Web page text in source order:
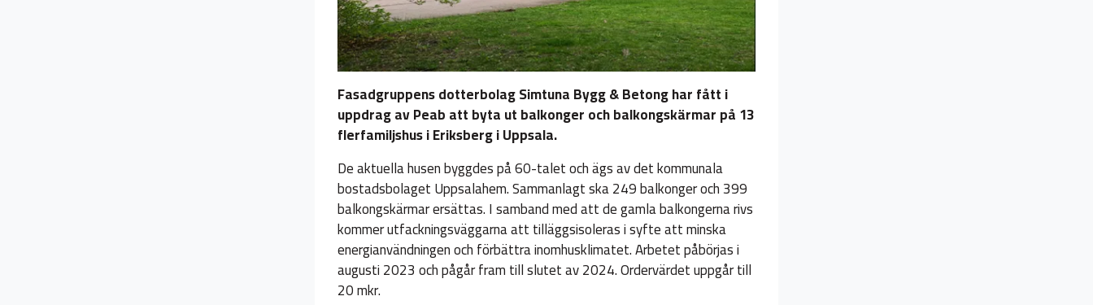
Fasadgruppens dotterbolag Simtuna Bygg & Betong har fått i
uppdrag av Peab att byta ut balkonger och balkongskärmar på 13
flerfamiljshus i Eriksberg i Uppsala.
De aktuella husen byggdes på 60-talet och ägs av det kommunala
bostadsbolaget Uppsalahem. Sammanlagt ska 249 balkonger och 399
balkongskärmar ersättas. I samband med att de gamla balkongerna rivs
kommer utfackningsväggarna att tilläggsisoleras i syfte att minska
energianvändningen och förbättra inomhusklimatet. Arbetet påbörjas i
augusti 2023 och pågår fram till slutet av 2024. Ordervärdet uppgår till
20 mkr.